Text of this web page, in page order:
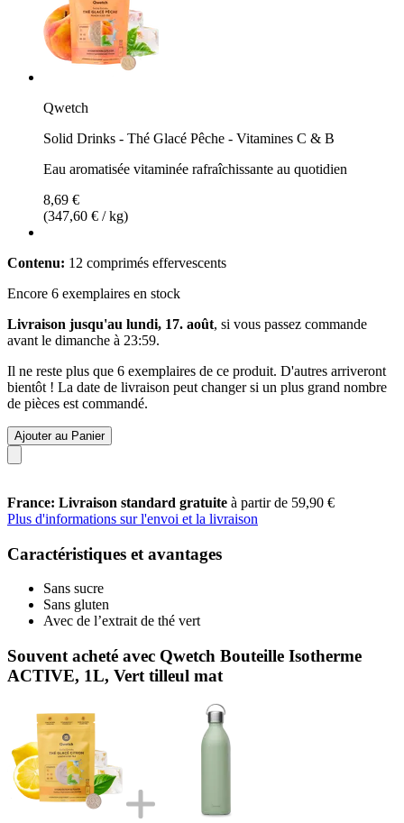
Qwetch
Solid Drinks - Thé Glacé Pêche - Vitamines C & B
Eau aromatisée vitaminée rafraîchissante au quotidien
8,69 €
(347,60 € / kg)
Contenu: 12 comprimés effervescents
Encore 6 exemplaires en stock
Livraison jusqu'au lundi, 17. août, si vous passez commande
avant le dimanche à 23:59.
Il ne reste plus que 6 exemplaires de ce produit. D'autres arriveront
bientôt ! La date de livraison peut changer si un plus grand nombre
de pièces est commandé.
Ajouter au Panier
France: Livraison standard gratuite à partir de 59,90 €
Plus d'informations sur l'envoi et la livraison
Caractéristiques et avantages
Sans sucre
Sans gluten
Avec de l’extrait de thé vert
Souvent acheté avec Qwetch Bouteille Isotherme
ACTIVE, 1L, Vert tilleul mat